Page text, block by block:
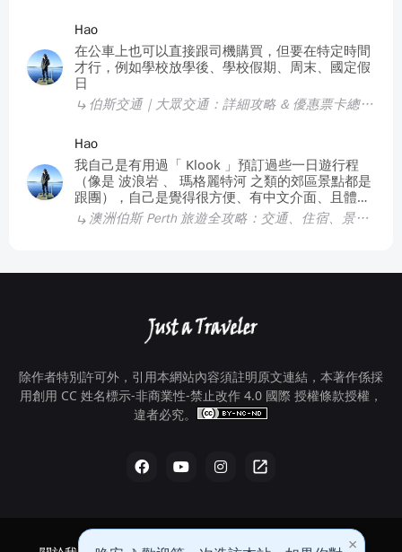
Hao
在公車上也可以直接跟司機購買，但要在特定時間
才行，例如學校放學後、學校假期、周末、國定假
日
伯斯交通｜大眾交通：詳細攻略 & 優惠票卡總整理！
Hao
我自己是有用過「 Klook 」預訂過些一日遊行程
（像是 波浪岩 、 瑪格麗特河 之類的郊區景點都是
跟團），自己是覺得很方便、有中文介面、且體驗
都還不錯，你可以找看看有沒有感興趣的參加。至
於素食的話，餐廳不多，但市區還是有幾間，不會
澳洲伯斯 Perth 旅遊全攻略：交通、住宿、景點、遊記總整理！
除作者特別許可外，引用本網站內容須註明原文連結，本著作係採
用創用 CC 姓名標示-非商業性-禁止改作 4.0 國際 授權條款授權，
違者必究。